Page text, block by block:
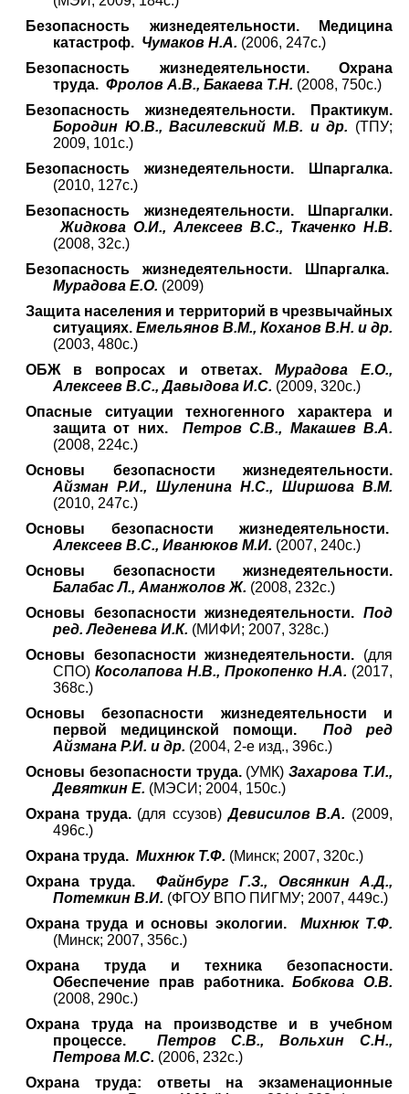
Безопасность жизнедеятельности. Медицина
катастроф. Чумаков Н.А. (2006, 247с.)
Безопасность жизнедеятельности. Охрана
труда. Фролов А.В., Бакаева Т.Н. (2008, 750с.)
Безопасность жизнедеятельности. Практикум.
Бородин Ю.В., Василевский М.В. и др. (ТПУ;
2009, 101с.)
Безопасность жизнедеятельности. Шпаргалка.
(2010, 127c.)
Безопасность жизнедеятельности. Шпаргалки.
Жидкова О.И., Алексеев В.С., Ткаченко Н.В.
(2008, 32с.)
Безопасность жизнедеятельности. Шпаргалка.
Мурадова Е.О. (2009)
Защита населения и территорий в чрезвычайных
ситуациях. Емельянов В.М., Коханов В.Н. и др.
(2003, 480с.)
ОБЖ в вопросах и ответах. Мурадова Е.О.,
Алексеев В.С., Давыдова И.С. (2009, 320с.)
Опасные ситуации техногенного характера и
защита от них.
Петров С.В., Макашев В.А.
(2008, 224с.)
Основы безопасности жизнедеятельности.
Айзман Р.И., Шуленина Н.С., Ширшова В.М.
(2010, 247с.)
Основы безопасности жизнедеятельности.
Алексеев В.С., Иванюков М.И. (2007, 240с.)
Основы безопасности жизнедеятельности.
Балабас Л., Аманжолов Ж. (2008, 232с.)
Основы безопасности жизнедеятельности. Под
ред. Леденева И.К. (МИФИ; 2007, 328с.)
Основы безопасности жизнедеятельности. (для
СПО) Косолапова Н.В., Прокопенко Н.А. (2017,
368с.)
Основы безопасности жизнедеятельности и
первой медицинской помощи.
Под ред
Айзмана Р.И. и др. (2004, 2-е изд., 396с.)
Основы безопасности труда.(УМК)Захарова Т.И.,
Девяткин Е. (МЭСИ; 2004, 150с.)
Охрана труда.(для ссузов)Девисилов В.А. (2009,
496с.)
Охрана труда. Михнюк Т.Ф. (Минск; 2007, 320с.)
Охрана труда.
Файнбург Г.З., Овсянкин А.Д.,
Потемкин В.И. (ФГОУ ВПО ПИГМУ; 2007, 449с.)
Охрана труда и основы экологии.
Михнюк Т.Ф.
(Минск; 2007, 356с.)
Охрана труда и техника безопасности.
Обеспечение прав работника.Бобкова О.В.
(2008, 290с.)
Охрана труда на производстве и в учебном
процессе.
Петров С.В., Вольхин С.Н.,
Петрова М.С. (2006, 232с.)
Охрана труда: ответы на экзаменационные